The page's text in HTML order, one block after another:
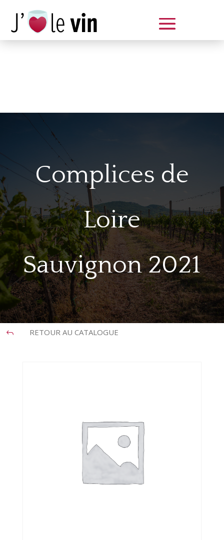
Complices de
Loire
Sauvignon 2021
J RETOUR AU CATALOGUE